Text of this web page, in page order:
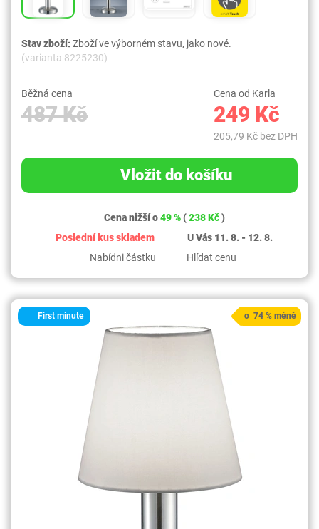
Stav zboží:Zboží ve výborném stavu, jako nové.
(varianta 8225230)
Běžná cena
487 Kč
Cena od Karla
249 Kč
205,79 Kč bez DPH
Vložit do košíku
Cena nižší o49 %(238 Kč)
Poslední kus skladem
U Vás 11. 8. - 12. 8.
Nabídni částku
Hlídat cenu
First minute o 74 % méně